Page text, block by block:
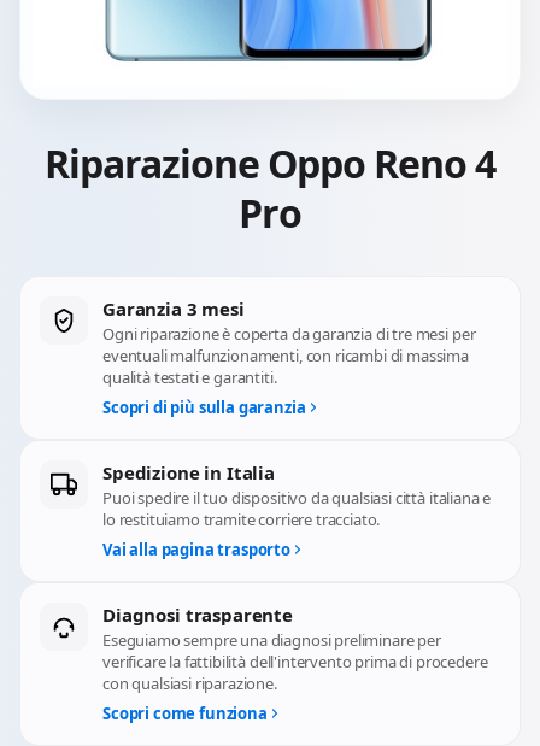
Riparazione Oppo Reno 4
Pro
Garanzia 3 mesi
Ogni riparazione è coperta da garanzia di tre mesi per
eventuali malfunzionamenti, con ricambi di massima
qualità testati e garantiti.
Scopri di più sulla garanzia
Spedizione in Italia
Puoi spedire il tuo dispositivo da qualsiasi città italiana e
lo restituiamo tramite corriere tracciato.
Vai alla pagina trasporto
Diagnosi trasparente
Eseguiamo sempre una diagnosi preliminare per
verificare la fattibilità dell'intervento prima di procedere
con qualsiasi riparazione.
Scopri come funziona